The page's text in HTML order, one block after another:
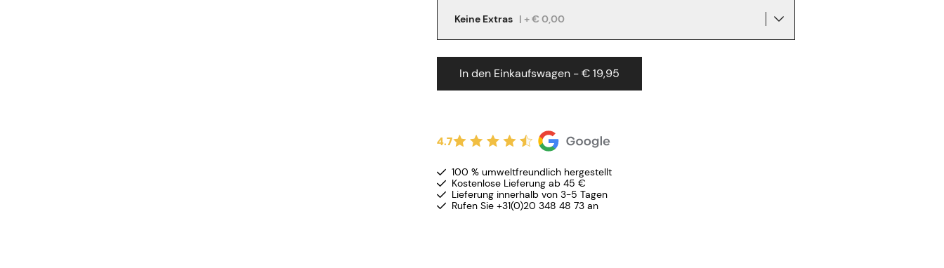
Keine Extras | + € 0,00
In den Einkaufswagen - € 19,95
4.7
100 % umweltfreundlich hergestellt
Kostenlose Lieferung ab 45 €
Lieferung innerhalb von 3-5 Tagen
Rufen Sie +31(0)20 348 48 73 an